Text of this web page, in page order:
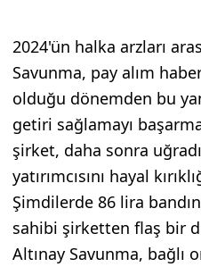
2024'ün halka arzları
Savunma, pay alım
olduğu dönemden bu
getiri sağlamayı
şirket, daha sonra
yatırımcısını hayal
Şimdilerde 86 lira
sahibi şirketten flaş bir
Altınay Savunma, bağlı